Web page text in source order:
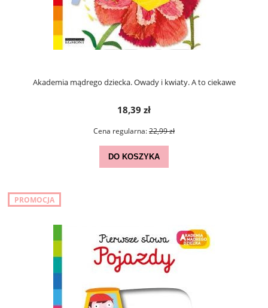
Akademia mądrego dziecka. Owady i kwiaty. A to ciekawe
18,39 zł
Cena regularna:22,99 zł
DO KOSZYKA
PROMOCJA